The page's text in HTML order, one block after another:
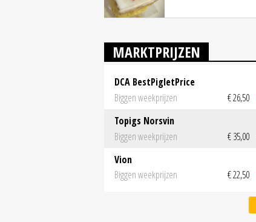
MARKTPRIJZEN
DCA BestPigletPrice
Biggen weekprijzen
€ 26,50
Topigs Norsvin
Biggen weekprijzen
€ 35,00
Vion
Biggen weekprijzen
€ 22,50